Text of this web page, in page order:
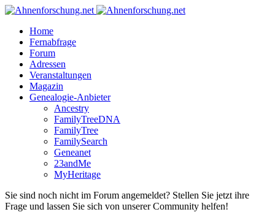
Home
Fernabfrage
Forum
Adressen
Veranstaltungen
Magazin
Genealogie-Anbieter
Ancestry
FamilyTreeDNA
FamilyTree
FamilySearch
Geneanet
23andMe
MyHeritage
Sie sind noch nicht im Forum angemeldet? Stellen Sie jetzt ihre
Frage und lassen Sie sich von unserer Community helfen!